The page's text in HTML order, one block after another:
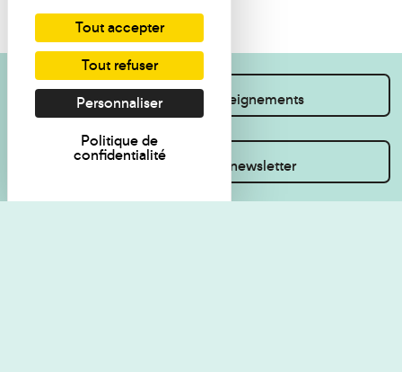
Je souhaite des renseignements
Inscrivez-vous à la newsletter
Tout accepter
Tout refuser
Personnaliser
Politique de
confidentialité